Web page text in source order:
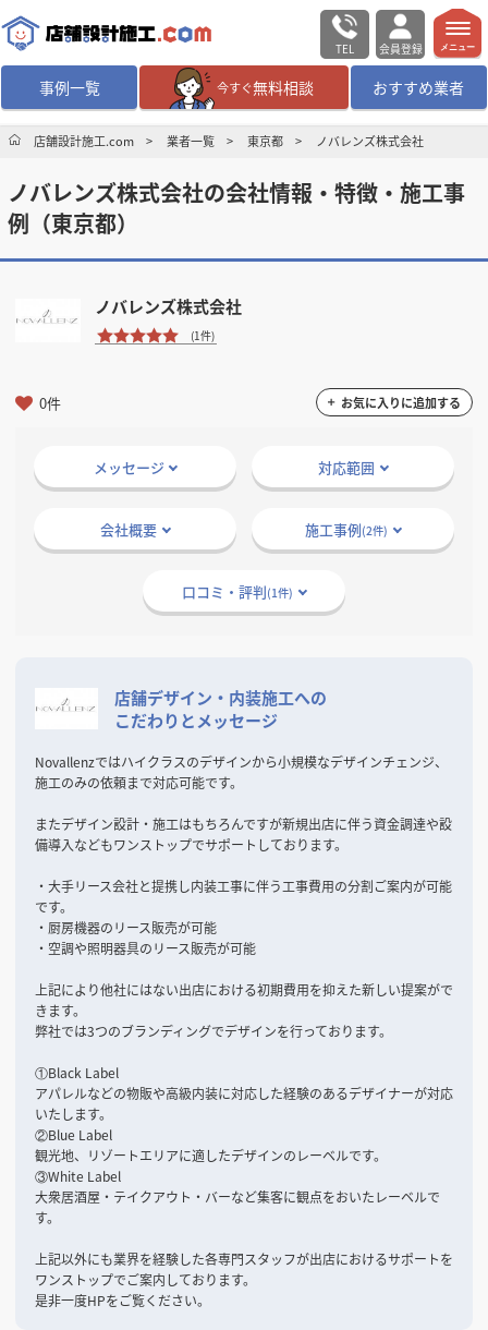
TEL 会員登録
事例一覧 今すぐ無料相談 おすすめ業者
無料相談 ログイン／会員登録
デザイン設計・施工業者を探す
店舗・商業施設の施工事例を探す
マッチング案件一覧
店舗開業・改装を ご検討中の方へ
メニュー
店舗設計施工.com 業者一覧 東京都 ノバレンズ株式会社
ノバレンズ株式会社の会社情報・特徴・施工事
例（東京都）
ノバレンズ株式会社
(1件)
0件 お気に入りに追加する
メッセージ 対応範囲
会社概要 施工事例(2件)
口コミ・評判(1件)
店舗デザイン・内装施工への
こだわりとメッセージ
Novallenzではハイクラスのデザインから小規模なデザインチェンジ、
施工のみの依頼まで対応可能です。
またデザイン設計・施工はもちろんですが新規出店に伴う資金調達や設
備導入などもワンストップでサポートしております。
・大手リース会社と提携し内装工事に伴う工事費用の分割ご案内が可能
です。
・厨房機器のリース販売が可能
・空調や照明器具のリース販売が可能
上記により他社にはない出店における初期費用を抑えた新しい提案がで
きます。
弊社では3つのブランディングでデザインを行っております。
①Black Label
アパレルなどの物販や高級内装に対応した経験のあるデザイナーが対応
いたします。
②Blue Label
観光地、リゾートエリアに適したデザインのレーベルです。
③White Label
大衆居酒屋・テイクアウト・バーなど集客に観点をおいたレーベルで
す。
上記以外にも業界を経験した各専門スタッフが出店におけるサポートを
ワンストップでご案内しております。
是非一度HPをご覧ください。